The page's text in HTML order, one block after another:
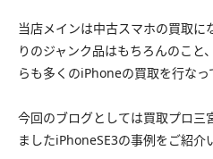
当店メインは中古スマホの買取に
りのジャンク品はもちろんのこ
らも多くのiPhoneの買取を行なっ
今回のブログとしては買取プロ三
ましたiPhoneSE3の事例をご紹介